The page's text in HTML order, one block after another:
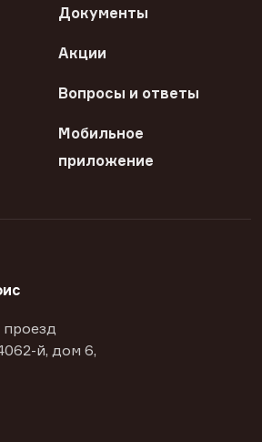
Документы
Акции
Вопросы и ответы
Мобильное
приложение
проезд
й, дом 6,